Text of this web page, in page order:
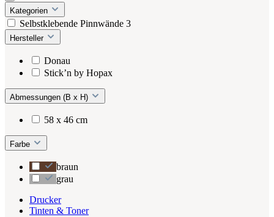
Kategorien
Selbstklebende Pinnwände 3
Hersteller
Donau
Stick’n by Hopax
Abmessungen (B x H)
58 x 46 cm
Farbe
braun
grau
Drucker
Tinten & Toner